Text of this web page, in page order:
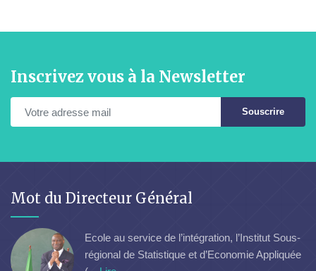
Inscrivez vous à la Newsletter
Souscrire
Mot du Directeur Général
Ecole au service de l’intégration, l’Institut Sous-
régional de Statistique et d’Economie Appliquée